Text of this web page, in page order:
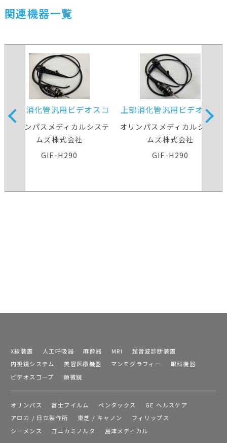
関連機器一覧
上部消化管汎用ビデオスコ
ープ
オリンパスメディカルシステ
ムズ株式会社
GIF-H290
上部消化管汎用ビデオスコ
ープ
オリンパスメディカルシステ
ムズ株式会社
GIF-H290
X線装置 人工呼吸器 麻酔器 MRI
超音波診断装置
内視鏡システム
美容医療機器 マンモグラフィー
眼科機器
ビデオスコープ
顕微鏡
オリンパス 富士フイルム ペンタックス
GE ヘルスケア
アロカ / 日立製作所
東芝 / キャノン
フィリップス
シーメンス
コニカミノルタ 島津メディカル